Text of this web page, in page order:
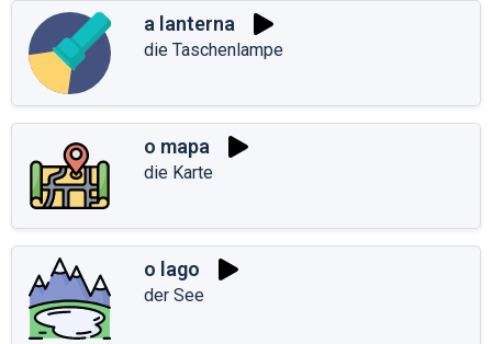
a lanterna
die Taschenlampe
o mapa
die Karte
o lago
der See